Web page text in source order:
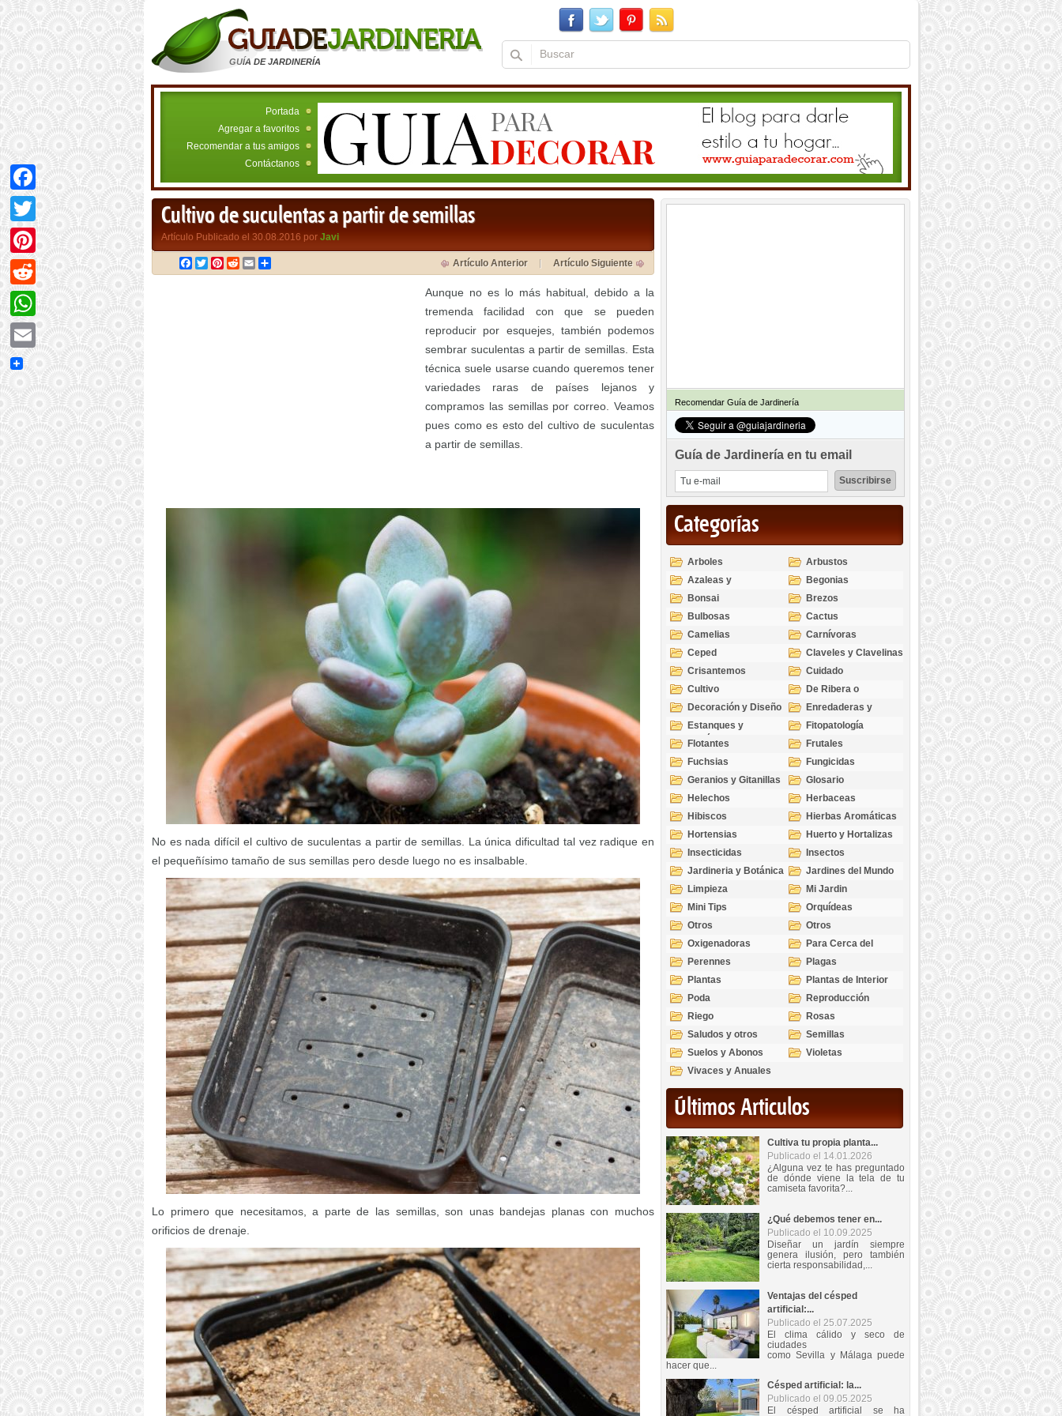
GUÍA DE JARDINERÍA
Portada
Agregar a favoritos
Recomendar a tus amigos
Contáctanos
Cultivo de suculentas a partir de semillas
Artículo Publicado el 30.08.2016 por Javi
Facebook
TwitterPinterest
RedditEmail Artículo Anterior Artículo Siguiente
Aunque no es lo más habitual, debido a la
tremenda facilidad con que se pueden
reproducir por esquejes, también podemos
sembrar suculentas a partir de semillas. Esta
técnica suele usarse cuando queremos tener
variedades raras de países lejanos y
compramos las semillas por correo. Veamos
pues como es esto del cultivo de suculentas
a partir de semillas.
No es nada difícil el cultivo de suculentas a partir de semillas. La única dificultad tal vez radique en
el pequeñísimo tamaño de sus semillas pero desde luego no es insalbable.
Lo primero que necesitamos, a parte de las semillas, son unas bandejas planas con muchos
orificios de drenaje.
Recomendar Guía de Jardinería
Guía de Jardinería en tu email
Categorías
Arboles
Arbustos
Azaleas y
Rododendros
Begonias
Bonsai
Brezos
Bulbosas
Cactus
Camelias
Carnívoras
Ceped
Claveles y Clavelinas
Crisantemos
Cuidado
Cultivo
De Ribera o
Palustres
Decoración y Diseño
Enredaderas y
cubresuelos
Estanques y
Acuáticas
Fitopatología
Flotantes
Frutales
Fuchsias
Fungicidas
Geranios y Gitanillas
Glosario
Helechos
Herbaceas
Hibiscos
Hierbas Aromáticas
Hortensias
Huerto y Hortalizas
Insecticidas
Insectos
Jardineria y Botánica
Jardines del Mundo
Limpieza
Mi Jardin
Mini Tips
Orquídeas
Otros
Otros
Oxigenadoras
Para Cerca del
Estanque
Perennes
Plagas
Plantas
Plantas de Interior
Poda
Reproducción
Riego
Rosas
Saludos y otros
temas
Semillas
Suelos y Abonos
Violetas
Vivaces y Anuales
Últimos Articulos
Cultiva tu propia planta...
Publicado el 14.01.2026
¿Alguna vez te has preguntado
de dónde viene la tela de tu
camiseta favorita?...
¿Qué debemos tener en...
Publicado el 10.09.2025
Diseñar un jardín siempre
genera ilusión, pero también
cierta responsabilidad,...
Ventajas del césped
artificial:...
Publicado el 25.07.2025
El clima cálido y seco de
ciudades
como Sevilla y Málaga puede
hacer que...
Césped artificial: la...
Publicado el 09.05.2025
El césped artificial se ha
Facebook
Twitter
Pinterest
Reddit
WhatsApp
Email